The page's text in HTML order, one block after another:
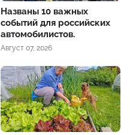
Названы 10 важных
событий для российских
автомобилистов.
Август 07, 2026